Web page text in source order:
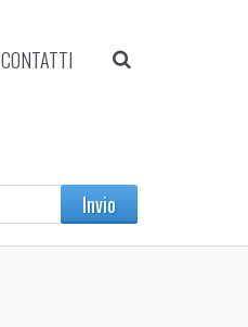
CONTATTI